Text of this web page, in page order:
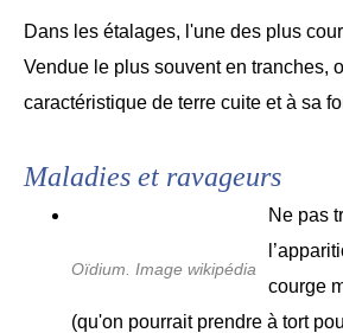
Dans les étalages, l'une des plus
Vendue le plus souvent en tranches,
caractéristique de terre cuite et à sa
Maladies et ravageurs
Oïdium. Image wikipédia
Ne pas
courge
(qu'on pourrait prendre à tort